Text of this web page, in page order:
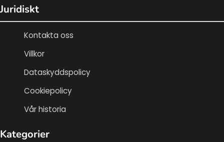
Juridiskt
Kontakta oss
Villkor
Dataskyddspolicy
Cookiepolicy
Vår historia
Kategorier